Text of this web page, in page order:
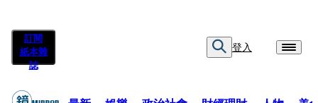
訂閱
紙本雜
誌
登入